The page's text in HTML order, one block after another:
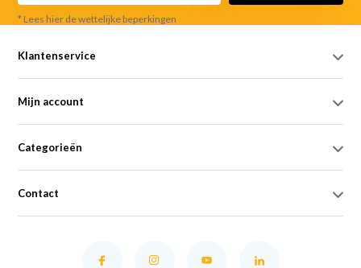
* Lees hier de wettelijke beperkingen
Klantenservice
Mijn account
Categorieën
Contact